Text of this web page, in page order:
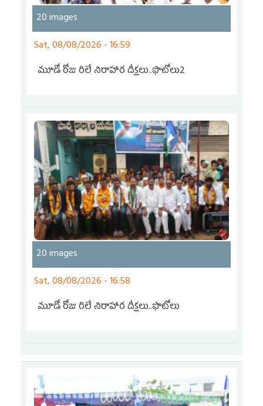
20 images
Sat, 08/08/2026 - 16:59
మూడో రోజు రిలే నిరాహార దీక్షలు..ఫొటోలు2
20 images
Sat, 08/08/2026 - 16:58
మూడో రోజు రిలే నిరాహార దీక్షలు..ఫొటోలు